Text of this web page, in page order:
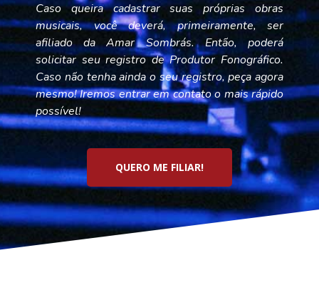
Caso queira cadastrar suas próprias obras
musicais, você deverá, primeiramente, ser
afiliado da Amar Sombrás. Então, poderá
solicitar seu registro de Produtor Fonográfico.
Caso não tenha ainda o seu registro, peça agora
mesmo! Iremos entrar em contato o mais rápido
possível!
QUERO ME FILIAR!